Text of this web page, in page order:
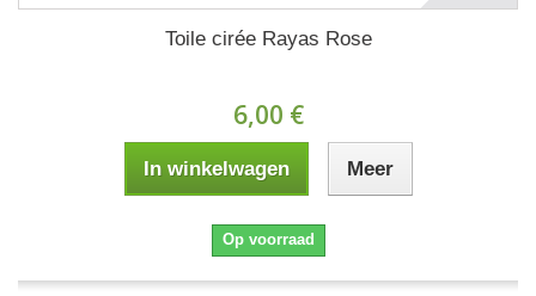
Toile cirée Rayas Rose
6,00 €
In winkelwagen Meer
Op voorraad